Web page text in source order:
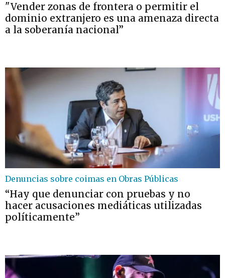
"Vender zonas de frontera o permitir el
dominio extranjero es una amenaza directa
a la soberanía nacional”
Denuncias sobre coimas en Obras Públicas
“Hay que denunciar con pruebas y no
hacer acusaciones mediáticas utilizadas
políticamente”